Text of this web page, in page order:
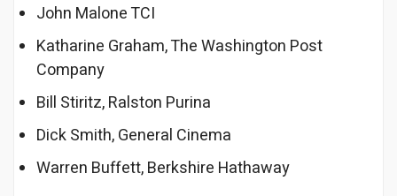
John Malone TCI
Katharine Graham, The Washington Post
Company
Bill Stiritz, Ralston Purina
Dick Smith, General Cinema
Warren Buffett, Berkshire Hathaway